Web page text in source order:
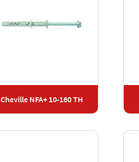
Cheville NFA+ 10-160 TH